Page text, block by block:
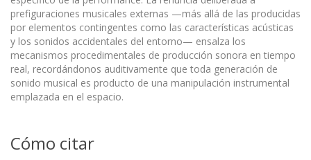
prefiguraciones musicales externas —más allá de las producidas
por elementos contingentes como las características acústicas
y los sonidos accidentales del entorno— ensalza los
mecanismos procedimentales de producción sonora en tiempo
real, recordándonos auditivamente que toda generación de
sonido musical es producto de una manipulación instrumental
emplazada en el espacio.
Cómo citar